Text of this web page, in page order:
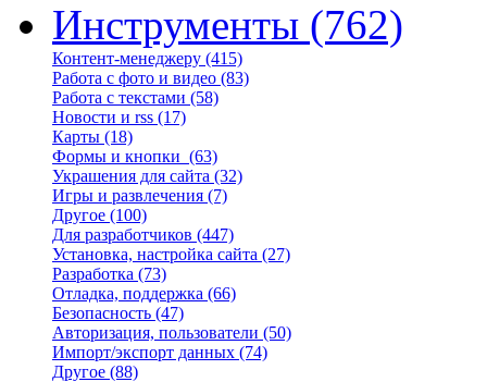
Инструменты (762)
Контент-менеджеру (415)
Работа с фото и видео (83)
Работа с текстами (58)
Новости и rss (17)
Карты (18)
Формы и кнопки (63)
Украшения для сайта (32)
Игры и развлечения (7)
Другое (100)
Для разработчиков (447)
Установка, настройка сайта (27)
Разработка (73)
Отладка, поддержка (66)
Безопасность (47)
Авторизация, пользователи (50)
Импорт/экспорт данных (74)
Другое (88)